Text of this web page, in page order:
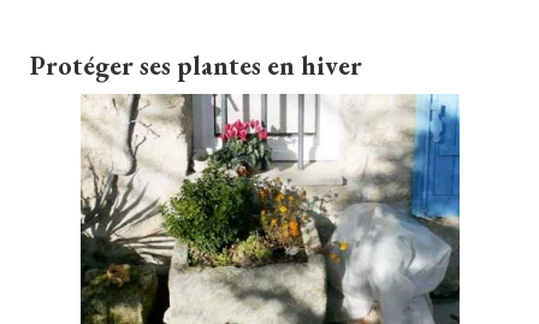
Protéger ses plantes en hiver